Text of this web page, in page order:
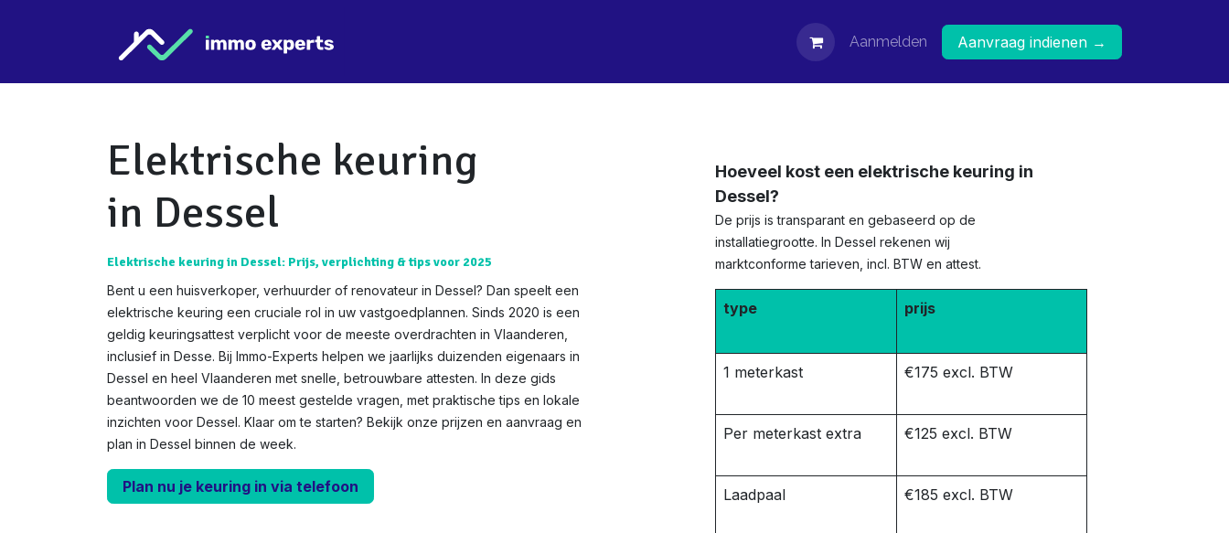
Contact Aanmelden Aanvraag indienen →
Elektrische keuring
in Dessel
Elektrische keuring in Dessel: Prijs, verplichting & tips voor 2025
Bent u een huisverkoper, verhuurder of renovateur in Dessel? Dan speelt een
elektrische keuring een cruciale rol in uw vastgoedplannen. Sinds 2020 is een
geldig keuringsattest verplicht voor de meeste overdrachten in Vlaanderen,
inclusief in Desse. Bij Immo-Experts helpen we jaarlijks duizenden eigenaars in
Dessel en heel Vlaanderen met snelle, betrouwbare attesten. In deze gids
beantwoorden we de 10 meest gestelde vragen, met praktische tips en lokale
inzichten voor Dessel. Klaar om te starten? Bekijk onze prijzen en aanvraag en
plan in Dessel binnen de week.
Plan nu je keuring in via telefoon
Hoeveel kost een elektrische keuring in
Dessel?
De prijs is transparant en gebaseerd op de
installatiegrootte. In Dessel rekenen wij
marktconforme tarieven, incl. BTW en attest.
type prijs
1 meterkast €175 excl. BTW
Per meterkast extra €125 excl. BTW
Laadpaal €185 excl. BTW